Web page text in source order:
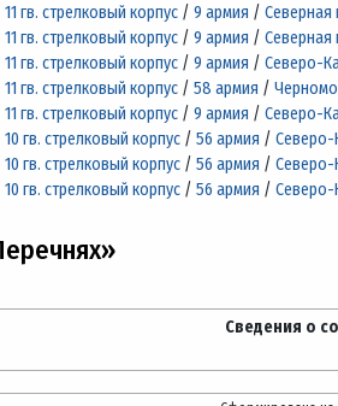
11 гв. стрелковый корпус /9 армия /Северная
11 гв. стрелковый корпус /9 армия /Северная
11 гв. стрелковый корпус /9 армия /Северо-
11 гв. стрелковый корпус /58 армия /
11 гв. стрелковый корпус /9 армия /Северо-
10 гв. стрелковый корпус /56 армия /Северо-
10 гв. стрелковый корпус /56 армия /Северо-
10 гв. стрелковый корпус /56 армия /Северо-
Сведения о